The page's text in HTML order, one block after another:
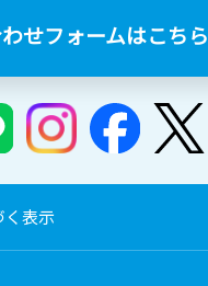
せフォームはこちら
く表示